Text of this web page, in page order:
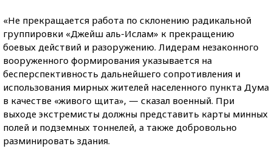
«Не прекращается работа по склонению радикальной
группировки «Джейш аль-Ислам» к прекращению
боевых действий и разоружению. Лидерам незаконного
вооруженного формирования указывается на
бесперспективность дальнейшего сопротивления и
использования мирных жителей населенного пункта Дума
в качестве «живого щита», — сказал военный. При
выходе экстремисты должны представить карты минных
полей и подземных тоннелей, а также добровольно
разминировать здания.